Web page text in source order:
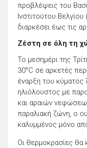
προβλέψεις του
Ινστιτούτου
διαρκέσει έως τις
Ζέστη σε όλη τη
Το μεσημέρι της
30°C σε αρκετές
έναρξη του κύματος
ηλιόλουστος με
και αραιών
παραλιακή ζώνη, ο
καλυμμένος μόνο
Οι θερμοκρασίες θα